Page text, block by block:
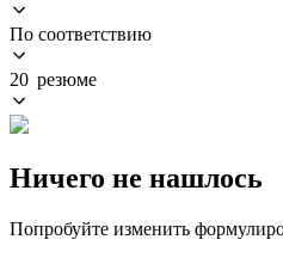
По соответствию
20 резюме
Ничего не нашлось
Попробуйте изменить